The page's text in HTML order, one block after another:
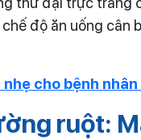
độ ăn uống cân
cho bệnh
ruột: